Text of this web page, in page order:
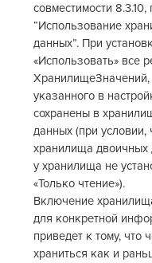
совместимости 8.3.10,
“Использование
данных”. При
«Использовать» все
указанного в
сохранены в
данных (при условии,
хранилища
у хранилища не
«Только чтение»).
Включение
для конкретной
приведет к тому, что
храниться как и